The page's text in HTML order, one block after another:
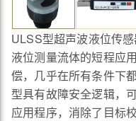
ULSS型超声波液位传
液位测量流体的短程应
偿，几乎在所有条件下
型具有故障安全逻辑，
应用程序，消除了目标